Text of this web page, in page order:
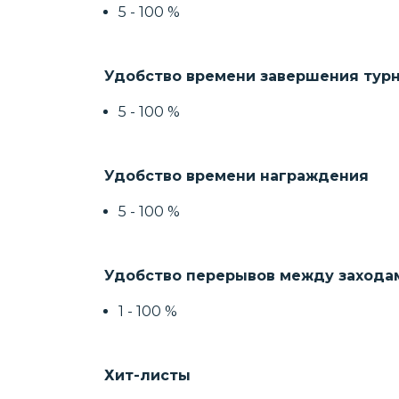
5 - 100 %
Удобство времени завершения
5 - 100 %
Удобство времени награждения
5 - 100 %
Удобство перерывов между
1 - 100 %
Хит-листы